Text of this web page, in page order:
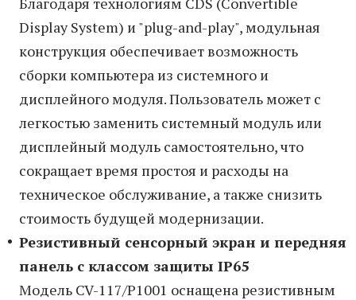
Display System) и "plug-and-play", модульная
конструкция обеспечивает возможность
сборки компьютера из системного и
дисплейного модуля. Пользователь может с
легкостью заменить системный модуль или
дисплейный модуль самостоятельно, что
сокращает время простоя и расходы на
техническое обслуживание, а также снизить
стоимость будущей модернизации.
Резистивный сенсорный экран и передняя
панель с классом защиты IP65
Модель CV-117/P1001 оснащена резистивным